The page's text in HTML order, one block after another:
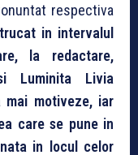
respectiva
in intervalul
la redactare,
Luminita Livia
mai motiveze, iar
care se pune in
in locul celor